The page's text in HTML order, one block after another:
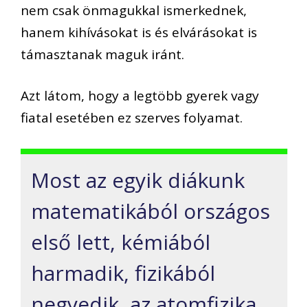
nem csak önmagukkal ismerkednek,
hanem kihívásokat is és elvárásokat is
támasztanak maguk iránt.
Azt látom, hogy a legtöbb gyerek vagy
fiatal esetében ez szerves folyamat.
Most az egyik diákunk
matematikából országos
első lett, kémiából
harmadik, fizikából